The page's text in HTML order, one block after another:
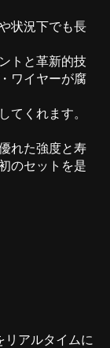
状況下でも長
トと革新的技
ワイヤーが腐
てくれます。
れた強度と寿
のセットを是
リアルタイムに